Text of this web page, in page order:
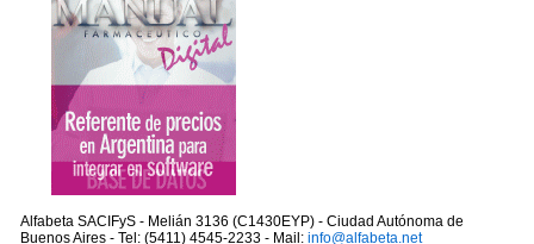
Alfabeta SACIFyS - Melián 3136 (C1430EYP) - Ciudad Autónoma de
Buenos Aires - Tel: (5411) 4545-2233 - Mail: info@alfabeta.net